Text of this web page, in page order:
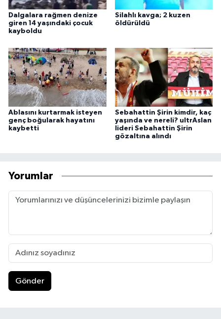
Dalgalara rağmen denize
giren 14 yaşındaki çocuk
kayboldu
Silahlı kavga; 2 kuzen
öldürüldü
Ablasını kurtarmak isteyen
genç boğularak hayatını
kaybetti
Sebahattin Şirin kimdir, kaç
yaşında ve nereli? ultrAslan
lideri Sebahattin Şirin
gözaltına alındı
Yorumlar
Gönder